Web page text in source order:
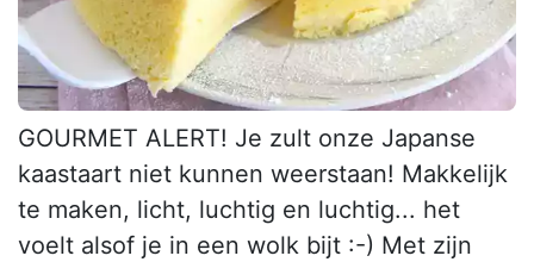
GOURMET ALERT! Je zult onze Japanse
kaastaart niet kunnen weerstaan! Makkelijk
te maken, licht, luchtig en luchtig... het
voelt alsof je in een wolk bijt :-) Met zijn